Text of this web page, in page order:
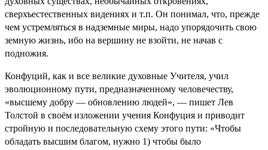
сверхъестественных видениях и т.п. Он понимал, что, прежде
чем устремляться в надземные миры, надо упорядочить свою
земную жизнь, ибо на вершину не взойти, не начав с
подножия.
Конфуций, как и все великие духовные Учителя, учил
эволюционному пути, предназначенному человечеству,
«высшему добру — обновлению людей», — пишет Лев
Толстой в своём изложении учения Конфуция и приводит
стройную и последовательную схему этого пути: «Чтобы
обладать высшим благом, нужно 1) чтобы было